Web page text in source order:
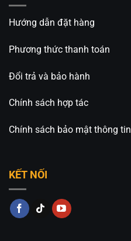
Hướng dẫn đặt hàng
Phương thức thanh toán
Đổi trả và bảo hành
Chính sách hợp tác
Chính sách bảo mật thông tin
KẾT NỐI